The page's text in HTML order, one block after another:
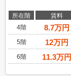
所在階 賃料
4階
8.7万円
5階
12万円
6階
11.3万円